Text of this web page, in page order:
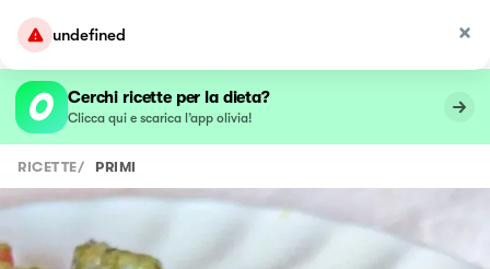
undefined
Cerchi ricette per la dieta?
Clicca qui e scarica l’app olivia!
RICETTE/ PRIMI